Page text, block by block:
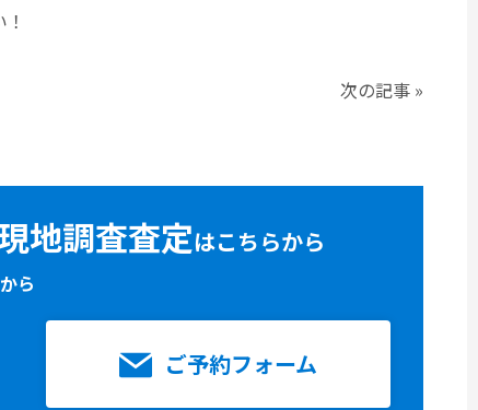
次の記事 »
地調査査定はこちらから
ら
ご予約フォーム